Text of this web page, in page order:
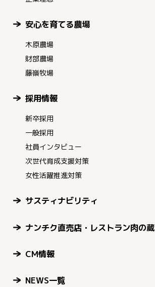
安心を育てる農場
木原農場
財部農場
藤嶺牧場
採用情報
新卒採用
一般採用
社員インタビュー
次世代育成支援対策
女性活躍推進対策
サスティナビリティ
ナンチク直売店・レストラン肉の蔵
CM情報
NEWS一覧